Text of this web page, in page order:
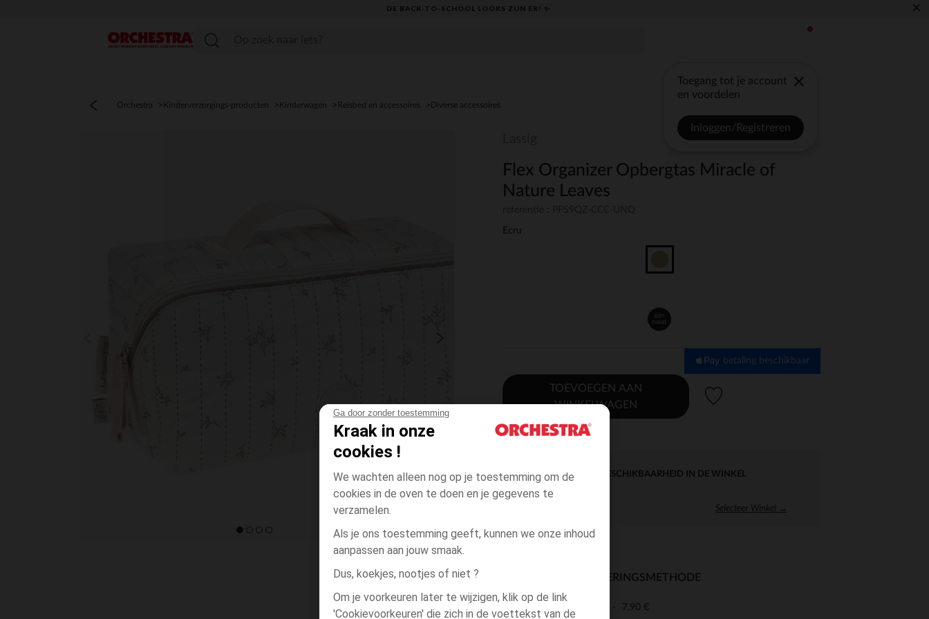
Ga door zonder toestemming
Kraak in onze
cookies !
We wachten alleen nog op je toestemming om de
cookies in de oven te doen en je gegevens te
verzamelen.
Als je ons toestemming geeft, kunnen we onze inhoud
aanpassen aan jouw smaak.
Dus, koekjes, nootjes of niet ?
Om je voorkeuren later te wijzigen, klik op de link
'Cookievoorkeuren' die zich in de voettekst van de
DE BACK-TO-SCHOOL LOOKS ZIJN ER! ✨ ×
menu
Toegang tot je account
en voordelen
Inloggen/Registreren
Orchestra Kinderverzorgings-producten Kinderwagen Reisbed en accessoires Diverse accessoires
Flex Organizer Opbergtas Miracle of
Nature Leaves
Ecru
één
maat
betaling beschikbaar
TOEVOEGEN AAN
WINKELWAGEN
DIRECTE BESCHIKBAARHEID IN DE WINKEL
Selecteer Winkel →
BESCHIKBAARE LEVERINGSMETHODE
levering aan huis 7,90 €